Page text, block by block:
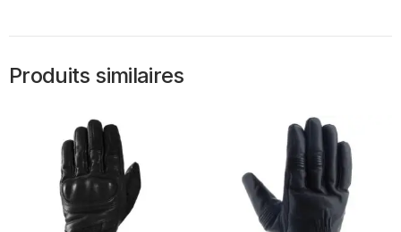
Produits similaires